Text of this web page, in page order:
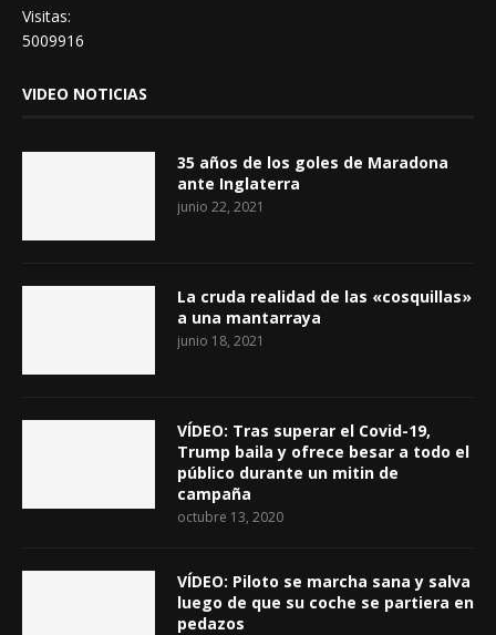
Visitas:
5009916
VIDEO NOTICIAS
35 años de los goles de Maradona
ante Inglaterra
junio 22, 2021
La cruda realidad de las «cosquillas»
a una mantarraya
junio 18, 2021
VÍDEO: Tras superar el Covid-19,
Trump baila y ofrece besar a todo el
público durante un mitin de
campaña
octubre 13, 2020
VÍDEO: Piloto se marcha sana y salva
luego de que su coche se partiera en
pedazos